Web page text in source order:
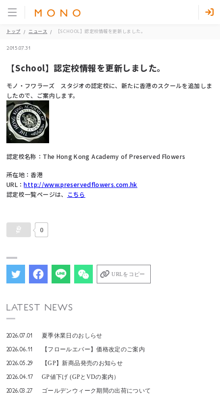
トップ ニュース 【SCHOOL】認定校情報を更新しました。
2015.07.31
【School】認定校情報を更新しました。
モノ・フワラーズ スタジオの認定校に、新たに香港のスクールを追加しま
したので、ご案内します。
認定校名称：The Hong Kong Academy of Preserved Flowers
所在地：香港
URL：http://www.preservedflowers.com.hk
認定校一覧ページは、
こちら
0
URLをコピー
LATEST NEWS
2026.07.01 夏季休業日のおしらせ
2026.06.11 【フロールエバー】価格改定のご案内
2026.05.29 【GP】新商品発売のお知らせ
2026.04.17 GP値下げ (GPとVDの案内）
2026.03.27 ゴールデンウィーク期間の出荷について